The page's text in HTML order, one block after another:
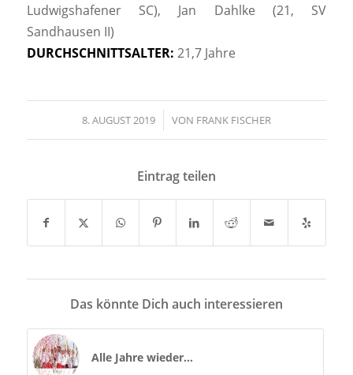
Ludwigshafener SC), Jan Dahlke (21, SV
Sandhausen II)
DURCHSCHNITTSALTER: 21,7 Jahre
8. AUGUST 2019
/ VON FRANK FISCHER
Eintrag teilen
Das könnte Dich auch interessieren
Alle Jahre wieder…